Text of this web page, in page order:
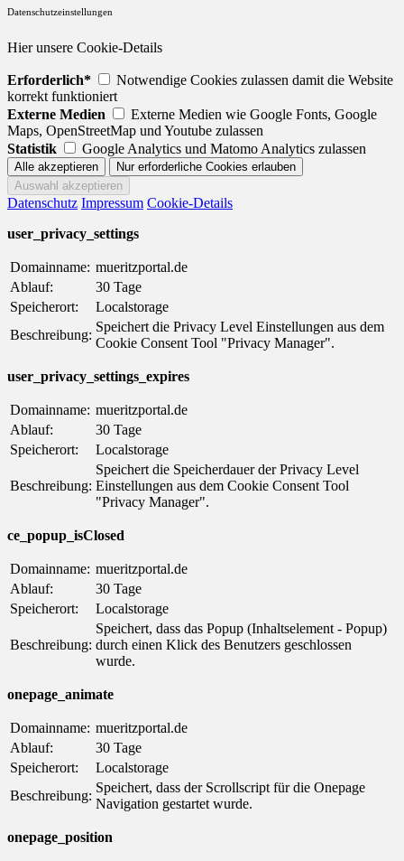
Datenschutzeinstellungen
Hier unsere Cookie-Details
Erforderlich*
Notwendige Cookies zulassen damit die Website
korrekt funktioniert
Externe Medien
Externe Medien wie Google Fonts, Google
Maps, OpenStreetMap und Youtube zulassen
Statistik
Google Analytics und Matomo Analytics zulassen
Datenschutz Impressum Cookie-Details
user_privacy_settings
Domainname: mueritzportal.de
Ablauf:
30 Tage
Speicherort:
Localstorage
Beschreibung:
Speichert die Privacy Level Einstellungen aus dem
Cookie Consent Tool "Privacy Manager".
user_privacy_settings_expires
Domainname: mueritzportal.de
Ablauf:
30 Tage
Speicherort:
Localstorage
Beschreibung:
Speichert die Speicherdauer der Privacy Level
Einstellungen aus dem Cookie Consent Tool
"Privacy Manager".
ce_popup_isClosed
Domainname: mueritzportal.de
Ablauf:
30 Tage
Speicherort:
Localstorage
Beschreibung:
Speichert, dass das Popup (Inhaltselement - Popup)
durch einen Klick des Benutzers geschlossen
wurde.
onepage_animate
Domainname: mueritzportal.de
Ablauf:
30 Tage
Speicherort:
Localstorage
Beschreibung:
Speichert, dass der Scrollscript für die Onepage
Navigation gestartet wurde.
onepage_position